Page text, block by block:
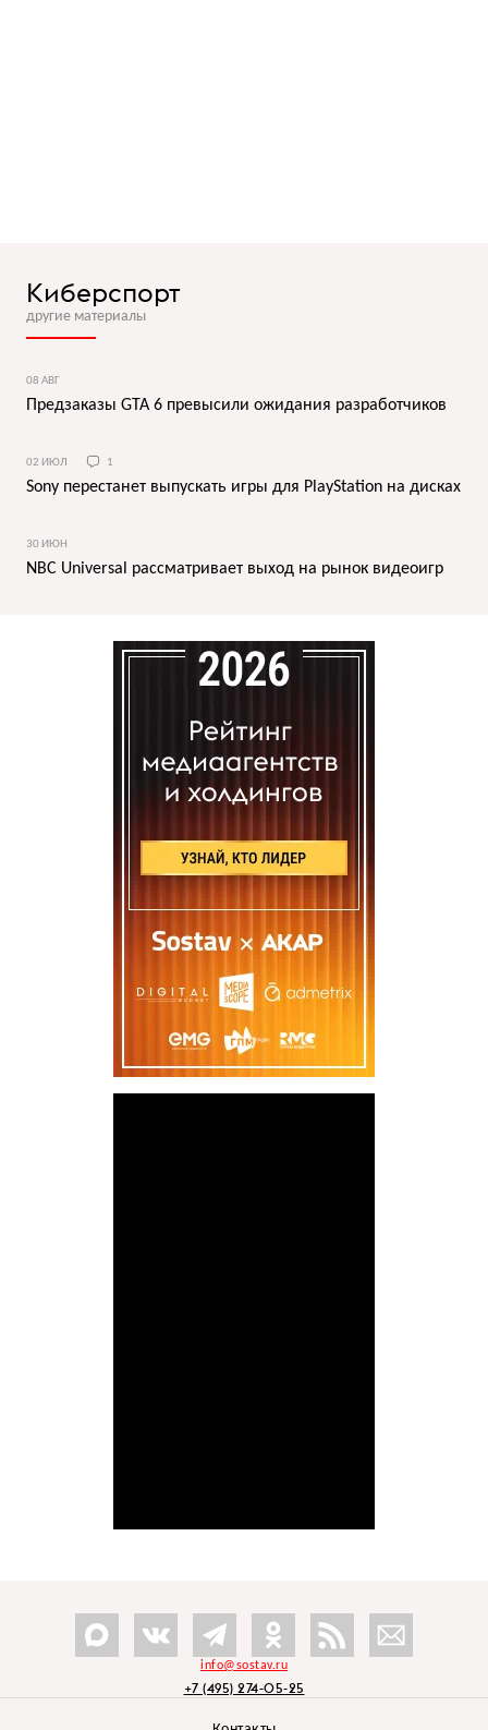
Киберспорт
другие материалы
08 АВГ
Предзаказы GTA 6 превысили ожидания разработчиков
02 ИЮЛ 1
Sony перестанет выпускать игры для PlayStation на дисках
30 ИЮН
NBC Universal рассматривает выход на рынок видеоигр
info@sostav.ru
+7 (495) 274-05-25